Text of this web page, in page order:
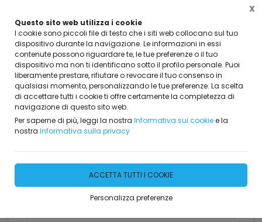
Questo sito web utilizza i cookie
I cookie sono piccoli file di testo che i siti web collocano sul tuo
dispositivo durante la navigazione. Le informazioni in essi
contenute possono riguardare te, le tue preferenze o il tuo
dispositivo ma non ti identificano sotto il profilo personale. Puoi
liberamente prestare, rifiutare o revocare il tuo consenso in
qualsiasi momento, personalizzando le tue preferenze. La scelta
di accettare tutti i cookie ti offre certamente la completezza di
navigazione di questo sito web.
Per saperne di più, leggi la nostra Informativa sui cookiee la
nostra Informativa sulla privacy
ACCETTA TUTTI I COOKIE
Personalizza preferenze
X
Home Dicono di Noi
Dicono di Noi
Lascia il tuo commento